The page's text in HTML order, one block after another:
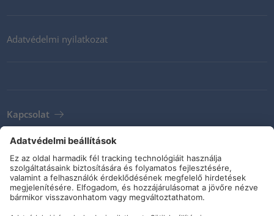
Adatvédelmi nyilatkozat
Kapcsolat
ÁSZF
Irányelvek és kötelezettségvállalások